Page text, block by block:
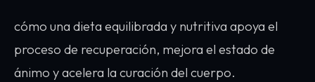
cómo una dieta equilibrada y nutritiva apoya el
proceso de recuperación, mejora el estado de
ánimo y acelera la curación del cuerpo.